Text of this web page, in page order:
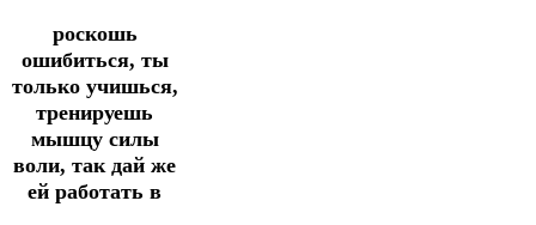
роскошь
ошибиться, ты
только учишься,
тренируешь
мышцу силы
воли, так дай же
ей работать в